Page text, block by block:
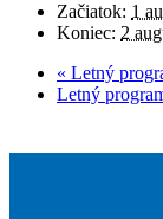
Začiatok: 1
Koniec: 2
« Letný
Letný